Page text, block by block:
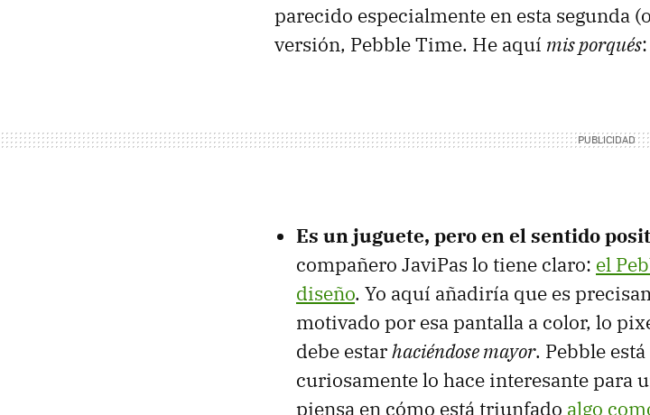
parecido especialmente en esta segunda
versión, Pebble Time. He aquí mis porqués:
Es un juguete, pero en el sentido
compañero JaviPas lo tiene claro: el
diseño. Yo aquí añadiría que es
motivado por esa pantalla a color, lo
debe estarhaciéndose mayor. Pebble
curiosamente lo hace interesante para
piensa en cómo está triunfado algo